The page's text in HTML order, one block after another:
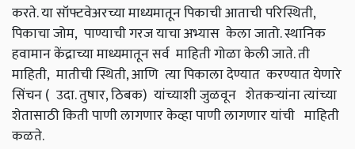
करते. या सॉफ्टवेअरच्या माध्यमातून पिकाची आताची परिस्थिती,
पिकाचा जोम, पाण्याची गरज याचा अभ्यास केला जातो. स्थानिक
हवामान केंद्राच्या माध्यमातून सर्व माहिती गोळा केली जाते. ती
माहिती, मातीची स्थिती,आणि त्या पिकाला देण्यात करण्यात येणारे
सिंचन ( उदा. तुषार,ठिबक) यांच्याशी जुळवून शेतकऱ्यांना त्यांच्या
शेतासाठी किती पाणी लागणार केव्हा पाणी लागणार यांची माहिती
कळते.